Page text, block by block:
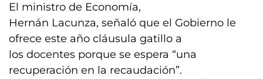
El ministro de Economía,
Hernán Lacunza, señaló que el Gobierno le
ofrece este año cláusula gatillo a
los docentes porque se espera “una
recuperación en la recaudación”.